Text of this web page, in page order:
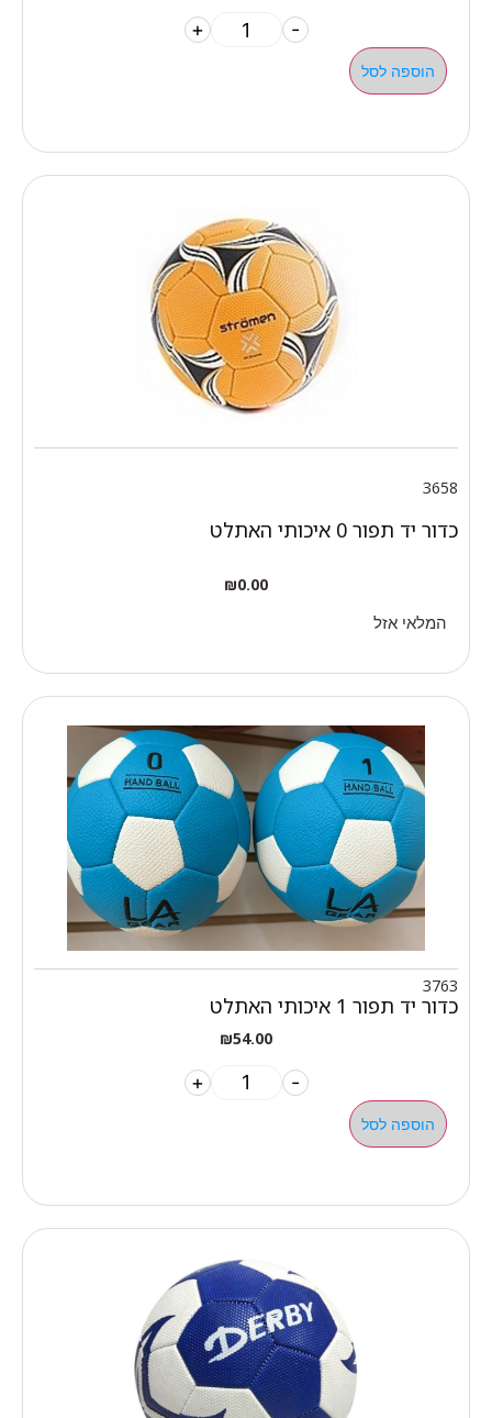
-
+
הוספה לסל
3658
כדור יד תפור 0 איכותי האתלט
₪0.00
המלאי אזל
3763
כדור יד תפור 1 איכותי האתלט
₪54.00
-
+
הוספה לסל